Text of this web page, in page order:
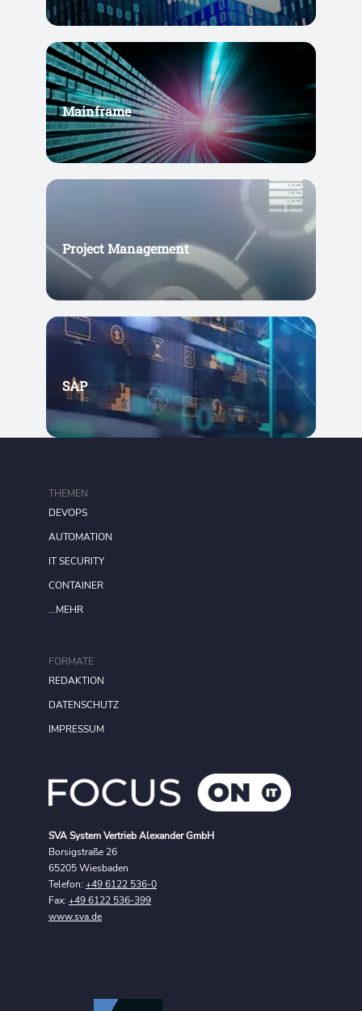
Mainframe
Project Management
SAP
SVA System Vertrieb Alexander GmbH
Borsigstraße 26
65205 Wiesbaden
Telefon: +49 6122 536-0
Fax: +49 6122 536-399
www.sva.de
FORMATE
REDAKTION
DATENSCHUTZ
IMPRESSUM
THEMEN
DEVOPS
AUTOMATION
IT SECURITY
CONTAINER
...MEHR